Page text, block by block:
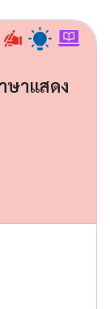
ษาแสดง